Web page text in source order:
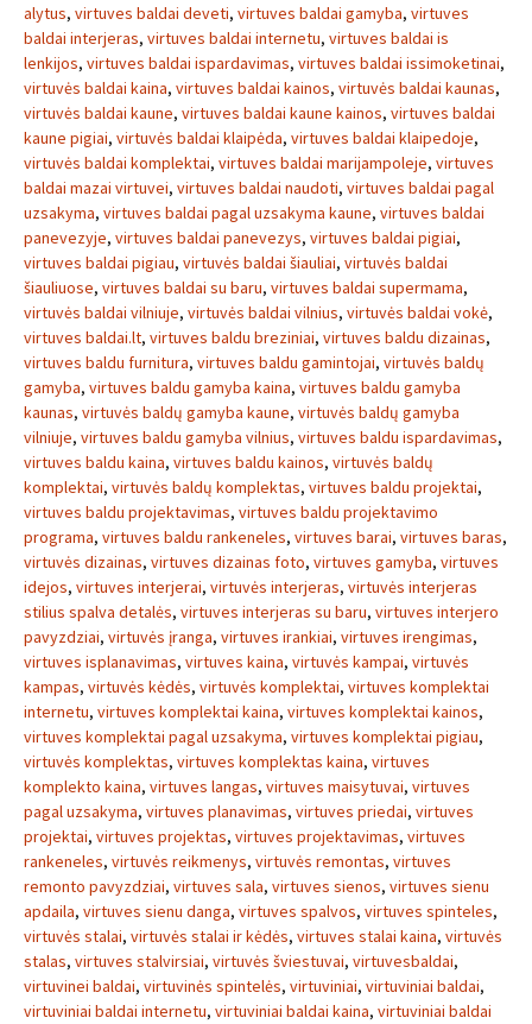
alytus, virtuves baldai deveti, virtuves baldai gamyba, virtuves
baldai interjeras, virtuves baldai internetu, virtuves baldai is
lenkijos, virtuves baldai ispardavimas, virtuves baldai issimoketinai,
virtuvės baldai kaina, virtuves baldai kainos, virtuvės baldai kaunas,
virtuvės baldai kaune, virtuves baldai kaune kainos, virtuves baldai
kaune pigiai, virtuvės baldai klaipėda, virtuves baldai klaipedoje,
virtuvės baldai komplektai, virtuves baldai marijampoleje, virtuves
baldai mazai virtuvei, virtuves baldai naudoti, virtuves baldai pagal
uzsakyma, virtuves baldai pagal uzsakyma kaune, virtuves baldai
panevezyje, virtuves baldai panevezys, virtuves baldai pigiai,
virtuves baldai pigiau, virtuvės baldai šiauliai, virtuvės baldai
šiauliuose, virtuves baldai su baru, virtuves baldai supermama,
virtuvės baldai vilniuje, virtuvės baldai vilnius, virtuvės baldai vokė,
virtuves baldai.lt, virtuves baldu breziniai, virtuves baldu dizainas,
virtuves baldu furnitura, virtuves baldu gamintojai, virtuvės baldų
gamyba, virtuves baldu gamyba kaina, virtuves baldu gamyba
kaunas, virtuvės baldų gamyba kaune, virtuvės baldų gamyba
vilniuje, virtuves baldu gamyba vilnius, virtuves baldu ispardavimas,
virtuves baldu kaina, virtuves baldu kainos, virtuvės baldų
komplektai, virtuvės baldų komplektas, virtuves baldu projektai,
virtuves baldu projektavimas, virtuves baldu projektavimo
programa, virtuves baldu rankeneles, virtuves barai, virtuves baras,
virtuvės dizainas, virtuves dizainas foto, virtuves gamyba, virtuves
idejos, virtuves interjerai, virtuvės interjeras, virtuvės interjeras
stilius spalva detalės, virtuves interjeras su baru, virtuves interjero
pavyzdziai, virtuvės įranga, virtuves irankiai, virtuves irengimas,
virtuves isplanavimas, virtuves kaina, virtuvės kampai, virtuvės
kampas, virtuvės kėdės, virtuvės komplektai, virtuves komplektai
internetu, virtuves komplektai kaina, virtuves komplektai kainos,
virtuves komplektai pagal uzsakyma, virtuves komplektai pigiau,
virtuvės komplektas, virtuves komplektas kaina, virtuves
komplekto kaina, virtuves langas, virtuves maisytuvai, virtuves
pagal uzsakyma, virtuves planavimas, virtuves priedai, virtuves
projektai, virtuves projektas, virtuves projektavimas, virtuves
rankeneles, virtuvės reikmenys, virtuvės remontas, virtuves
remonto pavyzdziai, virtuves sala, virtuves sienos, virtuves sienu
apdaila, virtuves sienu danga, virtuves spalvos, virtuves spinteles,
virtuvės stalai, virtuvės stalai ir kėdės, virtuves stalai kaina, virtuvės
stalas, virtuves stalvirsiai, virtuvės šviestuvai, virtuvesbaldai,
virtuvinei baldai, virtuvinės spintelės, virtuviniai, virtuviniai baldai,
virtuviniai baldai internetu, virtuviniai baldai kaina, virtuviniai baldai